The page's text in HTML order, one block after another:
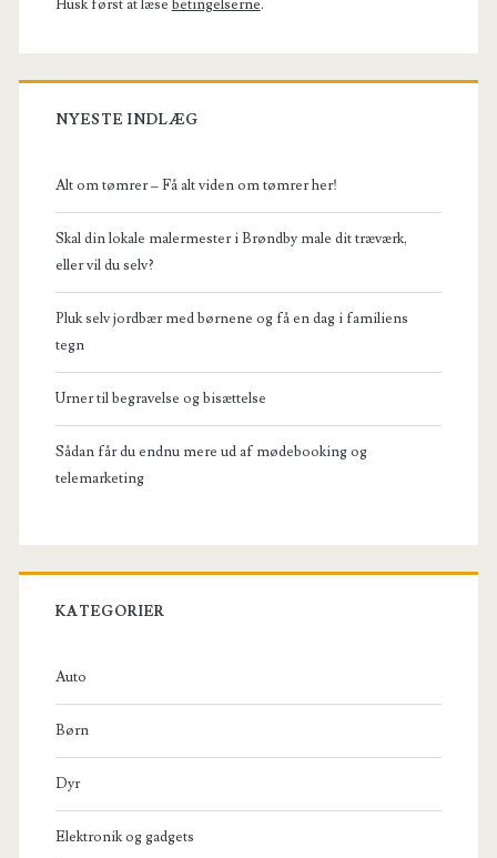
Husk først at læse betingelserne.
NYESTE INDLÆG
Alt om tømrer – Få alt viden om tømrer her!
Skal din lokale malermester i Brøndby male dit træværk,
eller vil du selv?
Pluk selv jordbær med børnene og få en dag i familiens
tegn
Urner til begravelse og bisættelse
Sådan får du endnu mere ud af mødebooking og
telemarketing
KATEGORIER
Auto
Børn
Dyr
Elektronik og gadgets